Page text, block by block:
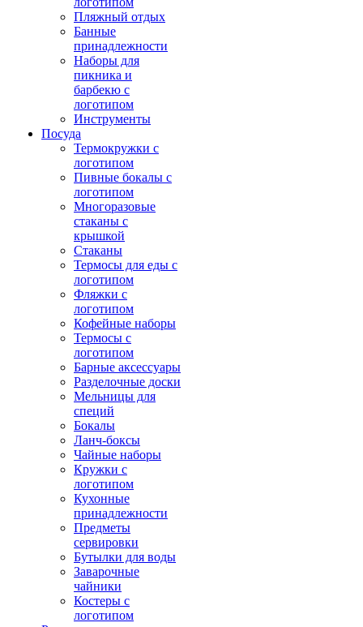
Пляжный отдых
Банные
принадлежности
Наборы для
пикника и
барбекю с
логотипом
Инструменты
Посуда
Термокружки с
логотипом
Пивные бокалы с
логотипом
Многоразовые
стаканы с
крышкой
Стаканы
Термосы для еды с
логотипом
Фляжки с
логотипом
Кофейные наборы
Термосы с
логотипом
Барные аксессуары
Разделочные доски
Мельницы для
специй
Бокалы
Ланч-боксы
Чайные наборы
Кружки с
логотипом
Кухонные
принадлежности
Предметы
сервировки
Бутылки для воды
Заварочные
чайники
Костеры с
логотипом